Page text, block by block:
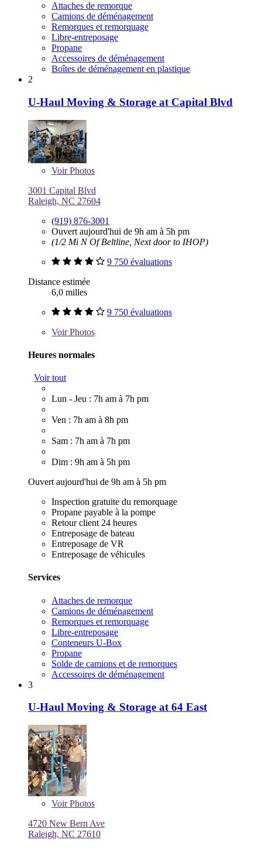
Attaches de remorque
Camions de déménagement
Remorques et remorquage
Libre-entreposage
Propane
Accessoires de déménagement
Boîtes de déménagement en plastique
2
U-Haul Moving & Storage at Capital Blvd
VoirPhotos
3001 Capital Blvd
Raleigh, NC 27604
(919) 876-3001
Ouvert aujourd'hui de 9h am à 5h pm
(1/2 Mi N Of Beltline, Next door to IHOP)
9 750 évaluations
Distance estimée
6,0 milles
9 750 évaluations
VoirPhotos
Heures normales
Voir tout
Lun - Jeu : 7h am à 7h pm
Ven : 7h am à 8h pm
Sam : 7h am à 7h pm
Dim : 9h am à 5h pm
Ouvert aujourd'hui de 9h am à 5h pm
Inspection gratuite du remorquage
Propane payable à la pompe
Retour client 24 heures
Entreposage de bateau
Entreposage de VR
Entreposage de véhicules
Services
Attaches de remorque
Camions de déménagement
Remorques et remorquage
Libre-entreposage
Conteneurs U-Box
Propane
Solde de camions et de remorques
Accessoires de déménagement
3
U-Haul Moving & Storage at 64 East
VoirPhotos
4720 New Bern Ave
Raleigh, NC 27610